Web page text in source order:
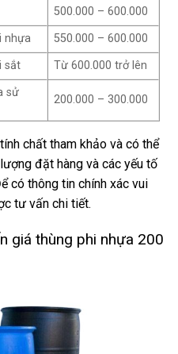
500.000 – 600.000
nhựa
550.000 – 600.000
sắt
Từ 600.000 trở lên
sử
200.000 – 300.000
chất tham khảo và có thể
đặt hàng và các yếu tố
có thông tin chính xác vui
tư vấn chi tiết.
giá thùng phi nhựa 200